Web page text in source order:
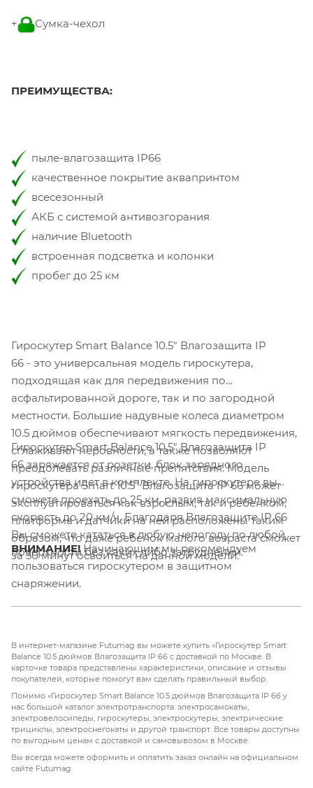
+ Сумка-чехол
ПРЕИМУЩЕСТВА:
пыле-влагозащита IP66
качественное покрытие аквапринтом
всесезонный
АКБ с системой антивозгорания
наличие Bluetooth
встроенная подсветка и колонки
пробег до 25 км
Гироскутер Smart Balance 10.5" Влагозащита IP
66 - это универсальная модель гироскутера,
подходящая как для передвижения по
асфальтированной дороге, так и по загородной
местности. Большие надувные колеса диаметром
10.5 дюймов обеспечивают мягкость передвижения,
сглаживают неровности, а также позволяют
преодолевать различные препятствия. Модель
гироскутера Smart 10.5" Влагозащита IP 66 может
эксплуатироваться как взрослым, так и ребенком,
платформа и датчики на ней расположены таким
образом, что даже ребенок малого возраста сможет
за 30 минут освоиться на данной модели.
Гироскутер Smart Balance 10.5" Влагозащита IP
66 заряжается от розетки, блок зарядного
устройства идет в комплекте. На гироскутере вы
сможете проехать до 25 км, развив максимальную
скорость до 20 км/ч. Благодаря Влагозащите IP 66
Вы сможете кататься в любую непогоду по любой
поверхности без каких либо затруднений.
ВНИМАНИЕ!Начинающим мы рекомендуем
пользоваться гироскутером в защитном
снаряжении.
В интернет-магазине Futumag вы можете купить «Гироскутер Smart
Balance 10.5 дюймов Влагозащита IP 66 с доставкой по Москве. В
карточке товара представлены характеристики, описание и отзывы
покупателей, которые помогут вам сделать правильный выбор.
Помимо «Гироскутер Smart Balance 10.5 дюймов Влагозащита IP 66 у
нас большой каталог электротранспорта: электросамокаты,
электровелосипеды, гироскутеры, электроскутеры, электрические
трициклы, электроснегокаты и другой транспорт. Все товары доступны
по выгодным ценам с доставкой и самовывозом в Москве.
Вы всегда можете оформить и оплатить заказ онлайн на официальном
сайте Futumag.